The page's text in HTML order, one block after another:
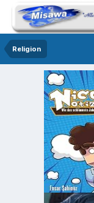
Religion